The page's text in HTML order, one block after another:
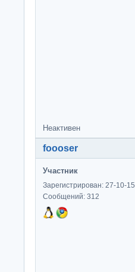
Неактивен
foooser
Участник
Зарегистрирован: 27-10-15
Сообщений: 312